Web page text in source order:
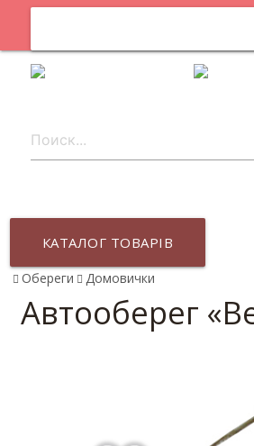
КАТАЛОГ ТОВАРІВ
Обереги Домовички
Автооберег